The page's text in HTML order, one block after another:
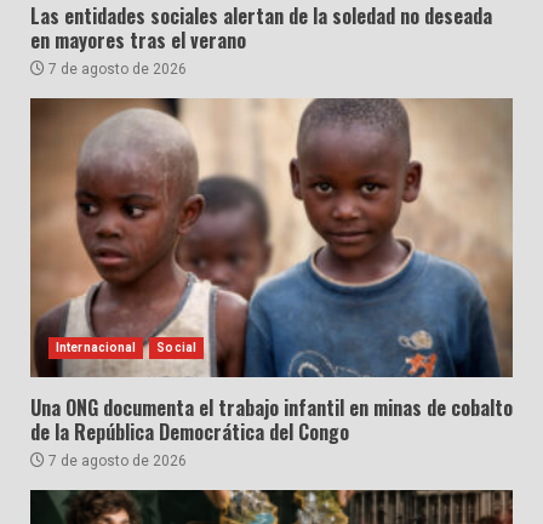
Las entidades sociales alertan de la soledad no deseada
en mayores tras el verano
7 de agosto de 2026
Internacional Social
Una ONG documenta el trabajo infantil en minas de cobalto
de la República Democrática del Congo
7 de agosto de 2026